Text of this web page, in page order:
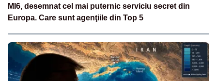
MI6, desemnat cel mai puternic serviciu secret din
Europa. Care sunt agenţiile din Top 5